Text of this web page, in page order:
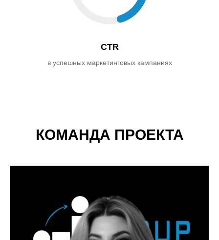
СTR
в успешных маркетинговых кампаниях
КОМАНДА ПРОЕКТА